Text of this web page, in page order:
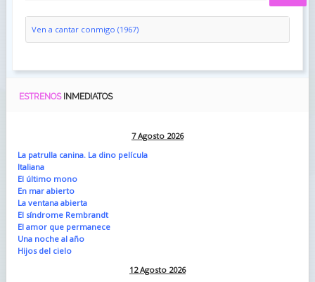
Ven a cantar conmigo (1967)
ESTRENOS INMEDIATOS
7 Agosto 2026
La patrulla canina. La dino película
Italiana
El último mono
En mar abierto
La ventana abierta
El síndrome Rembrandt
El amor que permanece
Una noche al año
Hijos del cielo
12 Agosto 2026